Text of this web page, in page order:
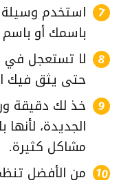
استخدم
باسمك أو
لا تستعجل في
حتى يثق فيك
خذ لك دقيقة
الجديدة،
مشاكل كثيرة.
من الأفضل